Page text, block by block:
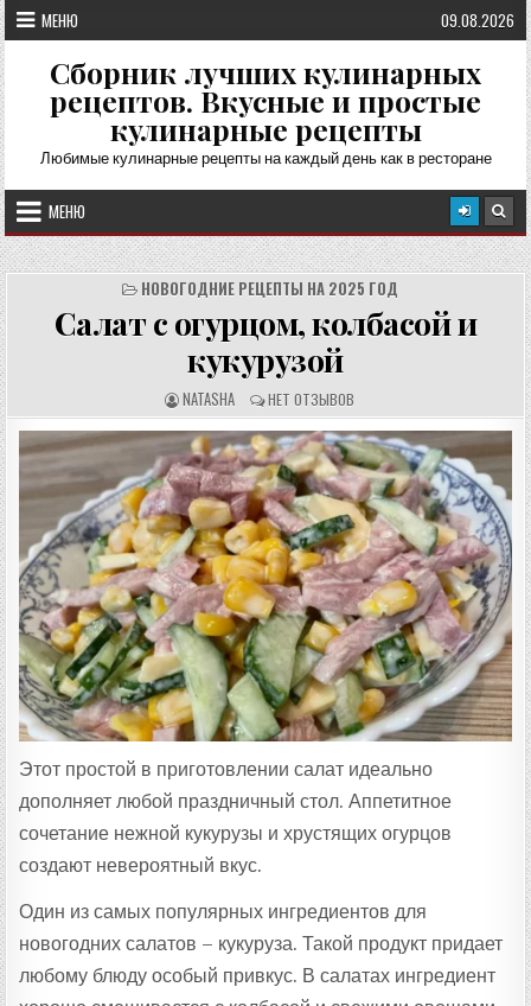
Перейти
к
содержимому
МЕНЮ 09.08.2026
Сборник лучших кулинарных
рецептов. Вкусные и простые
кулинарные рецепты
Любимые кулинарные рецепты на каждый день как в ресторане
МЕНЮ
НОВОГОДНИЕ РЕЦЕПТЫ НА 2025 ГОД
Салат с огурцом, колбасой и
кукурузой
А
В
Т
О
Р
Е
Ц
Е
П
Т
А
:
NATASHA О
Т
З
Ы
В
Ы
:
НЕТ ОТЗЫВОВ
Этот простой в приготовлении салат идеально
дополняет любой праздничный стол. Аппетитное
сочетание нежной кукурузы и хрустящих огурцов
создают невероятный вкус.
Один из самых популярных ингредиентов для
новогодних салатов – кукуруза. Такой продукт придает
любому блюду особый привкус. В салатах ингредиент